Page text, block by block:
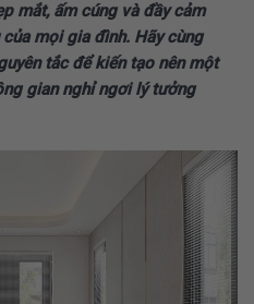
mắt, ấm cúng và đầy cảm
mọi gia đình. Hãy cùng
tắc để kiến tạo nên một
gian nghỉ ngơi lý tưởng